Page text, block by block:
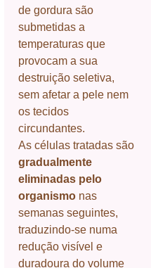
de gordura são
submetidas a
temperaturas que
provocam a sua
destruição seletiva,
sem afetar a pele nem
os tecidos
circundantes.
As células tratadas são
gradualmente
eliminadas pelo
organismonas
semanas seguintes,
traduzindo-se numa
redução visível e
duradoura do volume